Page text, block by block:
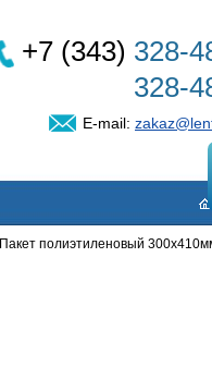
+7 (343) 328-
328-
E-mail:
Пакет полиэтиленовый